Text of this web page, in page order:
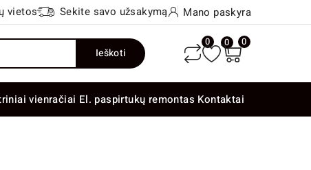
vietos Sekite savo užsakymą Mano paskyra
Ieškoti
0 0 0
vienračiai El. paspirtukų remontas Kontaktai